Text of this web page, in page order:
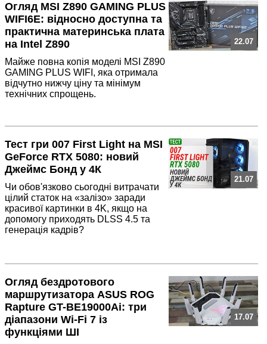
Огляд MSI Z890 GAMING PLUS
WIFI6E: відносно доступна та
практична материнська плата
на Intel Z890
Майже повна копія моделі MSI Z890
GAMING PLUS WIFI, яка отримала
відчутно нижчу ціну та мінімум
технічних спрощень.
22.07
Тест гри 007 First Light на MSI
GeForce RTX 5080: новий
Джеймс Бонд у 4К
Чи обов'язково сьогодні витрачати
цілий статок на «залізо» заради
красивої картинки в 4K, якщо на
допомогу приходять DLSS 4.5 та
генерація кадрів?
21.07
Огляд бездротового
маршрутизатора ASUS ROG
Rapture GT-BE19000Ai: три
діапазони Wi-Fi 7 із
функціями ШІ
17.07